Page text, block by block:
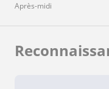
Après-midi